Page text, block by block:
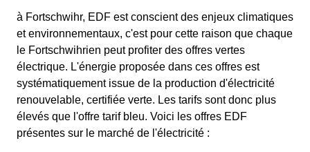
à Fortschwihr, EDF est conscient des enjeux climatiques
et environnementaux, c'est pour cette raison que chaque
le Fortschwihrien peut profiter des offres vertes
électrique. L'énergie proposée dans ces offres est
systématiquement issue de la production d'électricité
renouvelable, certifiée verte. Les tarifs sont donc plus
élevés que l'offre tarif bleu. Voici les offres EDF
présentes sur le marché de l'électricité :